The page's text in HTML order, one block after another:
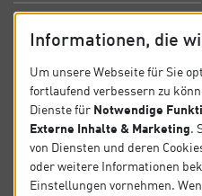
News
Datenschutz
SOCIAL
Informationen, die
Um unsere Webseite für Sie
fortlaufend verbessern zu
Dienste für Notwendige
Externe Inhalte & Marketing.
von Diensten und deren
oder weitere Informationen
Einstellungen vornehmen.